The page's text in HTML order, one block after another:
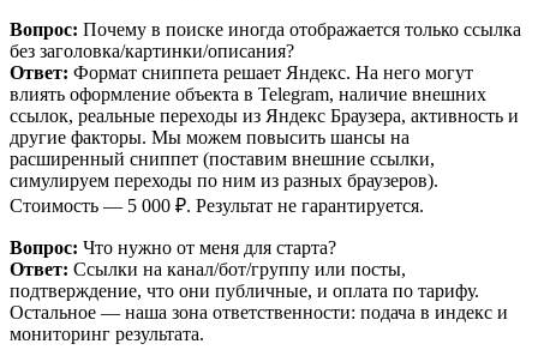
Вопрос: Почему в поиске иногда отображается только ссылка
без заголовка/картинки/описания?
Ответ: Формат сниппета решает Яндекс. На него могут
влиять оформление объекта в Telegram, наличие внешних
ссылок, реальные переходы из Яндекс Браузера, активность и
другие факторы. Мы можем повысить шансы на
расширенный сниппет (поставим внешние ссылки,
симулируем переходы по ним из разных браузеров).
Стоимость — 5 000 ₽. Результат не гарантируется.
Вопрос: Что нужно от меня для старта?
Ответ: Ссылки на канал/бот/группу или посты,
подтверждение, что они публичные, и оплата по тарифу.
Остальное — наша зона ответственности: подача в индекс и
мониторинг результата.